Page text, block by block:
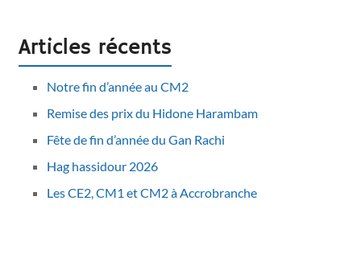
Articles récents
Notre fin d’année au CM2
Remise des prix du Hidone Harambam
Fête de fin d’année du Gan Rachi
Hag hassidour 2026
Les CE2, CM1 et CM2 à Accrobranche